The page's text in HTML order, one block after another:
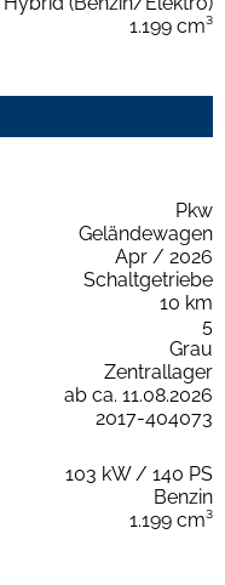
1.199 cm³
Pkw
Geländewagen
Apr / 2026
Schaltgetriebe
10 km
5
Grau
Zentrallager
ab ca. 11.08.2026
2017-404073
103 kW / 140 PS
Benzin
1.199 cm³